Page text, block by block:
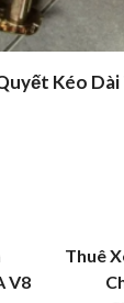
Kéo
V8
Thuê